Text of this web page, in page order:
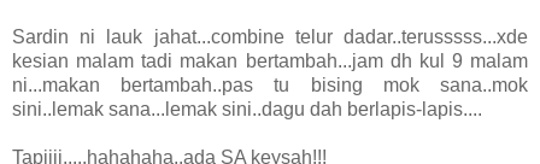
Sardin ni lauk jahat...combine telur dadar..terusssss...xde
kesian malam tadi makan bertambah...jam dh kul 9 malam
ni...makan bertambah..pas tu bising mok sana..mok
sini..lemak sana...lemak sini..dagu dah berlapis-lapis....
Tapiiii.....hahahaha..ada SA keysah!!!